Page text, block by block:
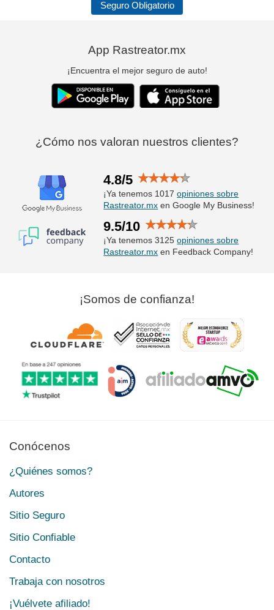
Seguro Obligatorio
App Rastreator.mx
¡Encuentra el mejor seguro de auto!
¿Cómo nos valoran nuestros clientes?
4.8/5
¡Ya tenemos 1017opiniones sobre
Rastreator.mx en Google My Business!
9.5/10
¡Ya tenemos 3125opiniones sobre
Rastreator.mx en Feedback Company!
¡Somos de confianza!
Conócenos
¿Quiénes somos?
Autores
Sitio Seguro
Sitio Confiable
Contacto
Trabaja con nosotros
¡Vuélvete afiliado!